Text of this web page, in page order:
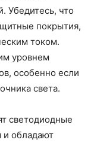
Убедитесь, что
покрытия,
током.
уровнем
особенно если
света.
светодиодные
и обладают